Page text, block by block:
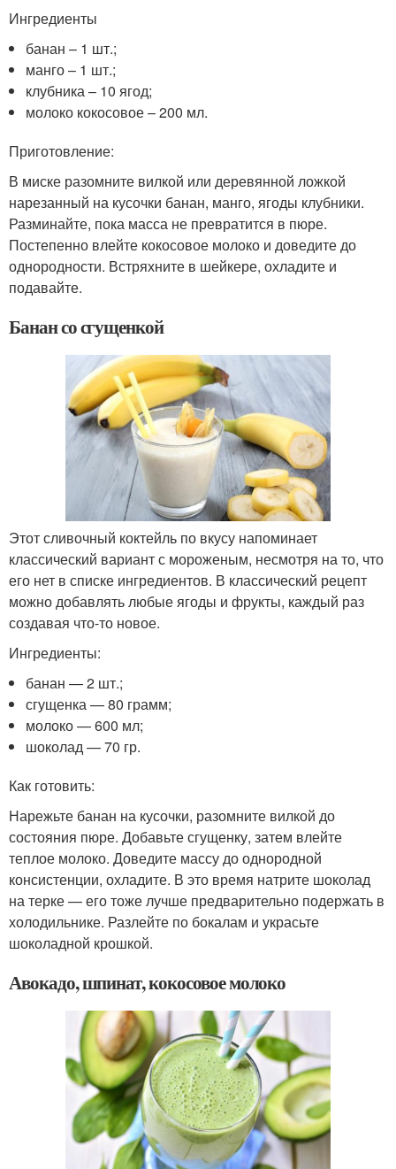
Ингредиенты
банан – 1 шт.;
манго – 1 шт.;
клубника – 10 ягод;
молоко кокосовое – 200 мл.
Приготовление:
В миске разомните вилкой или деревянной ложкой
нарезанный на кусочки банан, манго, ягоды клубники.
Разминайте, пока масса не превратится в пюре.
Постепенно влейте кокосовое молоко и доведите до
однородности. Встряхните в шейкере, охладите и
подавайте.
Банан со сгущенкой
Этот сливочный коктейль по вкусу напоминает
классический вариант с мороженым, несмотря на то, что
его нет в списке ингредиентов. В классический рецепт
можно добавлять любые ягоды и фрукты, каждый раз
создавая что-то новое.
Ингредиенты:
банан — 2 шт.;
сгущенка — 80 грамм;
молоко — 600 мл;
шоколад — 70 гр.
Как готовить:
Нарежьте банан на кусочки, разомните вилкой до
состояния пюре. Добавьте сгущенку, затем влейте
теплое молоко. Доведите массу до однородной
консистенции, охладите. В это время натрите шоколад
на терке — его тоже лучше предварительно подержать в
холодильнике. Разлейте по бокалам и украсьте
шоколадной крошкой.
Авокадо, шпинат, кокосовое молоко